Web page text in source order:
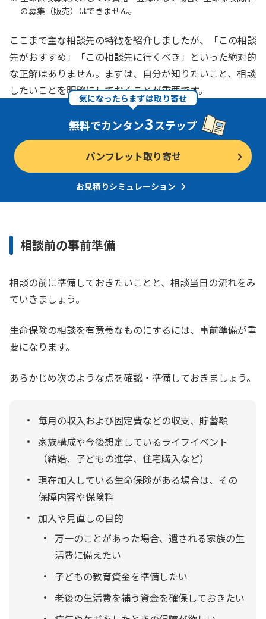
の募集（販売）はできません。
ここまで主な相談先の特徴を紹介しましたが、「この相談
先がおすすめ」「この相談先に行くべき」といった絶対的
な正解はありません。まずは、自分が知りたいこと、相談
したいことを明確にしておくことが重要です。
気になったらまずは取り寄せ
無料でカンタン3ステップ
パンフレット取り寄せ
お見積りシミュレーション
相談前の事前準備
相談の前に準備しておきたいことと、相談当日の流れをみ
ていきましょう。
生命保険の相談を有意義なものにするには、事前準備が重
要になります。
あらかじめ次のような点を確認・準備しておきましょう。
毎月の収入および固定費などの収支、貯蓄額
家族構成や今後想定しているライフイベント
（結婚、子どもの進学、住宅購入など）
現在加入している生命保険がある場合は、その
保障内容や保険料
加入や見直しの目的
万一のことがあった場合、遺される家族の生
活費に備えたい
子どもの教育資金を準備したい
老後の生活費を補う資金を確保しておきたい